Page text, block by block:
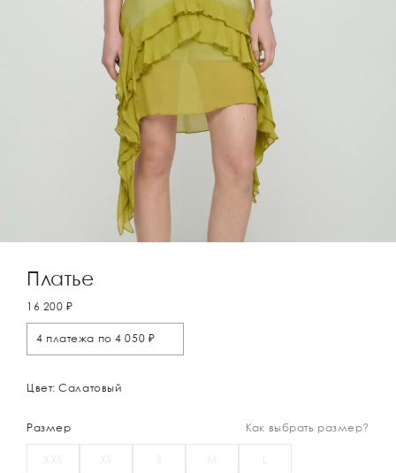
Платье
16 200 ₽
4 платежа по 4 050 ₽
Цвет: Салатовый
Размер Как выбрать размер?